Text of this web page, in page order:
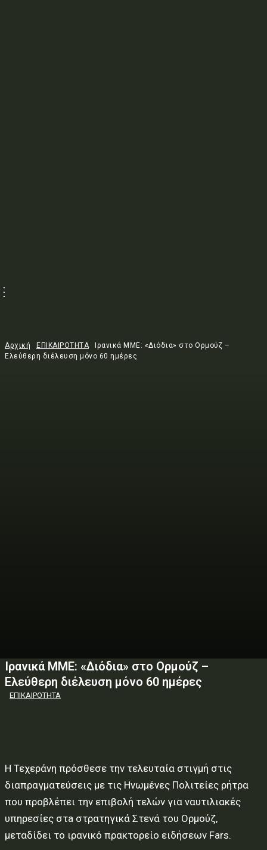
Αρχική ΕΠΙΚΑΙΡΟΤΗΤΑ
Ιρανικά ΜΜΕ: «Διόδια» στο Ορμούζ –
Ελεύθερη διέλευση μόνο 60 ημέρες
Ιρανικά ΜΜΕ: «Διόδια» στο Ορμούζ –
Ελεύθερη διέλευση μόνο 60 ημέρες
ΕΠΙΚΑΙΡΟΤΗΤΑ
Η Τεχεράνη πρόσθεσε την τελευταία στιγμή στις
διαπραγματεύσεις με τις Ηνωμένες Πολιτείες ρήτρα
που προβλέπει την επιβολή τελών για ναυτιλιακές
υπηρεσίες στa στρατηγικά Στενά του Ορμούζ,
μεταδίδει το ιρανικό πρακτορείο ειδήσεων Fars.